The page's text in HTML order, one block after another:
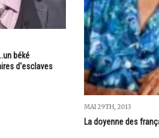
béké
d'esclaves
MAI 29TH, 2013
La doyenne des